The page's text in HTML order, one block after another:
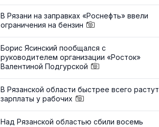
В Рязани на заправках «Роснефть» ввели
ограничения на бензин
Борис Ясинский пообщался с
руководителем организации «Росток»
Валентиной Подгурской
В Рязанской области быстрее всего растут
зарплаты у рабочих
Над Рязанской областью сбили восемь